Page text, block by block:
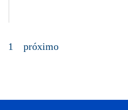
1 próximo